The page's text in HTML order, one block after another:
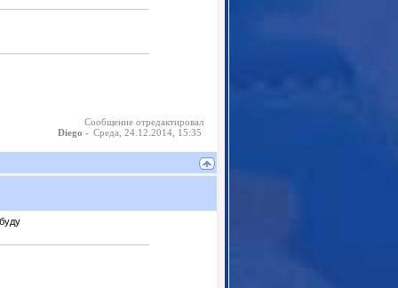
Сообщение отредактировал
Diego - Среда, 24.12.2014, 15:35